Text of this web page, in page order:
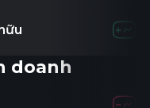
196.78K
doanh
171.79K